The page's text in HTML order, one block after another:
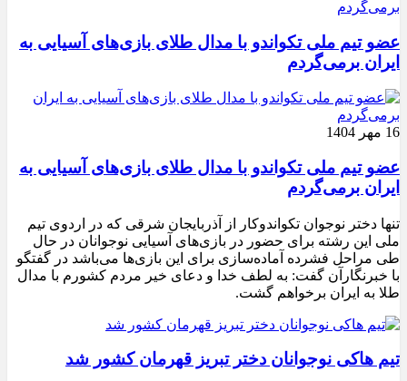
عضو تیم ملی تکواندو با مدال طلای بازی‌های آسیایی به
ایران برمی‌گردم
16 مهر 1404
عضو تیم ملی تکواندو با مدال طلای بازی‌های آسیایی به
ایران برمی‌گردم
تنها دختر نوجوان تکواندوکار از آذربایجان شرقی که در اردوی تیم
ملی این رشته برای حضور در بازی‌های آسیایی نوجوانان در حال
طی مراحل فشرده آماده‌سازی برای این بازی‌ها می‌باشد در گفتگو
با خبرنگارآن گفت: به لطف خدا و دعای خیر مردم کشورم با مدال
طلا به ایران برخواهم گشت.
تیم هاکی نوجوانان دختر تبریز قهرمان کشور شد